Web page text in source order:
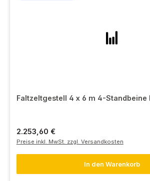
Faltzeltgestell 4 x 6 m 4-Standbeine
Regulärer Preis:
2.253,60 €
Preise inkl. MwSt. zzgl. Versandkosten
In den Warenkorb